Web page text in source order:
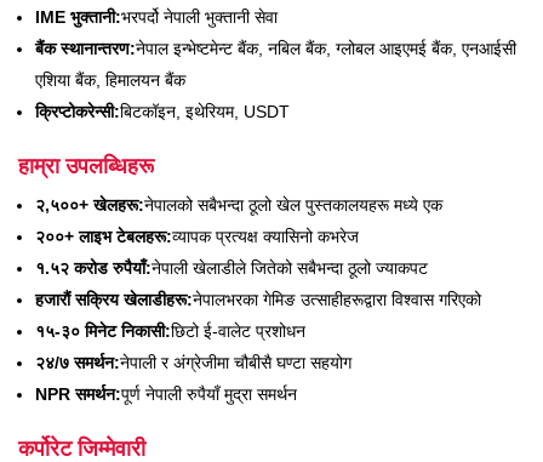
IME भुक्तानी:भरपर्दो नेपाली भुक्तानी सेवा
बैंक स्थानान्तरण:नेपाल इन्भेष्टमेन्ट बैंक, नबिल बैंक, ग्लोबल आइएमई बैंक, एनआईसी
एशिया बैंक, हिमालयन बैंक
क्रिप्टोकरेन्सी:बिटकॉइन, इथेरियम, USDT
हाम्रा उपलब्धिहरू
२,५००+ खेलहरू:नेपालको सबैभन्दा ठूलो खेल पुस्तकालयहरू मध्ये एक
२००+ लाइभ टेबलहरू:व्यापक प्रत्यक्ष क्यासिनो कभरेज
१.५२ करोड रुपैयाँ:नेपाली खेलाडीले जितेको सबैभन्दा ठूलो ज्याकपट
हजारौं सक्रिय खेलाडीहरू:नेपालभरका गेमिङ उत्साहीहरूद्वारा विश्वास गरिएको
१५-३० मिनेट निकासी:छिटो ई-वालेट प्रशोधन
२४/७ समर्थन:नेपाली र अंग्रेजीमा चौबीसै घण्टा सहयोग
NPR समर्थन:पूर्ण नेपाली रुपैयाँ मुद्रा समर्थन
कर्पोरेट जिम्मेवारी